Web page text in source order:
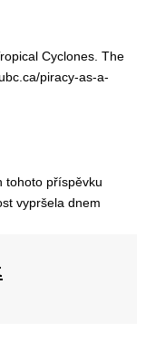
Cyclones. The
piracy-as-a-
tohoto příspěvku
vypršela dnem